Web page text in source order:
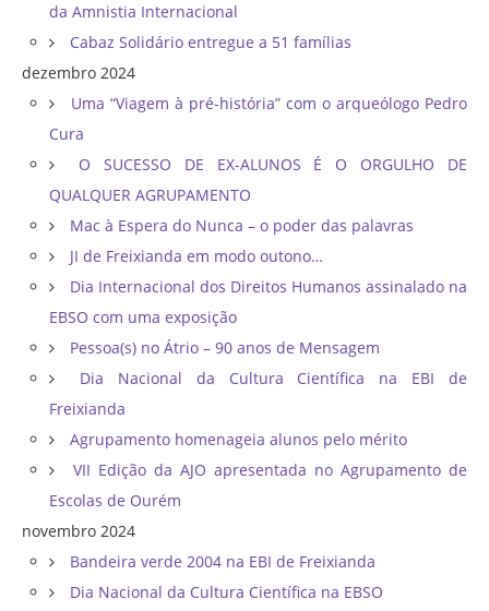
da Amnistia Internacional
Cabaz Solidário entregue a 51 famílias
dezembro 2024
Uma “Viagem à pré-história” com o arqueólogo Pedro
Cura
O SUCESSO DE EX-ALUNOS É O ORGULHO DE
QUALQUER AGRUPAMENTO
Mac à Espera do Nunca – o poder das palavras
JI de Freixianda em modo outono…
Dia Internacional dos Direitos Humanos assinalado na
EBSO com uma exposição
Pessoa(s) no Átrio – 90 anos de Mensagem
Dia Nacional da Cultura Científica na EBI de
Freixianda
Agrupamento homenageia alunos pelo mérito
VII Edição da AJO apresentada no Agrupamento de
Escolas de Ourém
novembro 2024
Bandeira verde 2004 na EBI de Freixianda
Dia Nacional da Cultura Científica na EBSO